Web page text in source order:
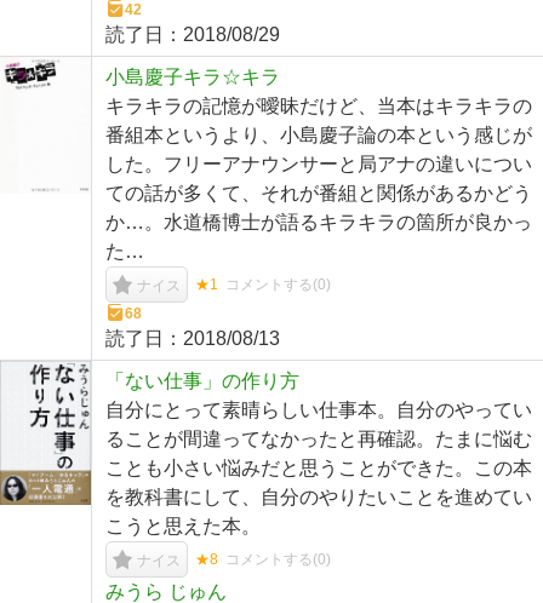
42
読了日： 2018/08/29
小島慶子キラ☆キラ
キラキラの記憶が曖昧だけど、当本はキラキラの
番組本というより、小島慶子論の本という感じが
した。フリーアナウンサーと局アナの違いについ
ての話が多くて、それが番組と関係があるかどう
か…。水道橋博士が語るキラキラの箇所が良かっ
た…
ナイス ★1 コメントする(0)
68
読了日： 2018/08/13
「ない仕事」の作り方
自分にとって素晴らしい仕事本。自分のやってい
ることが間違ってなかったと再確認。たまに悩む
ことも小さい悩みだと思うことができた。この本
を教科書にして、自分のやりたいことを進めてい
こうと思えた本。
ナイス ★8 コメントする(0)
みうら じゅん